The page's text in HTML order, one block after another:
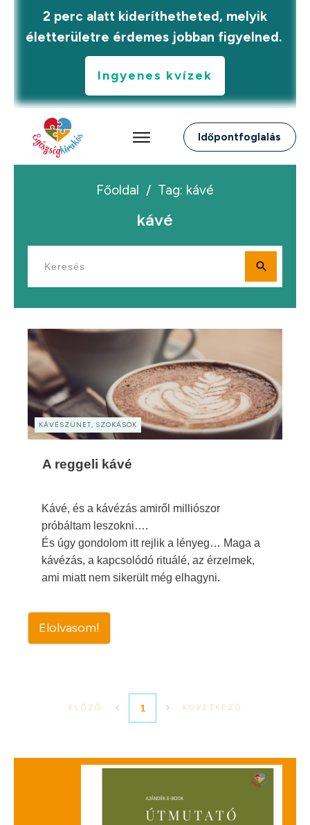
2 perc alatt kideríthetheted, melyik
életterületre érdemes jobban figyelned.
Ingyenes kvízek
Időpontfoglalás
Főoldal / Tag: kávé
kávé
KÁVÉSZÜNET, SZOKÁSOK
A reggeli kávé
Kávé, és a kávézás amiről milliószor
próbáltam leszokni….
És úgy gondolom itt rejlik a lényeg… Maga a
kávézás, a kapcsolódó rituálé, az érzelmek,
ami miatt nem sikerült még elhagyni.
Elolvasom!
ELŐZŐ 1 KÖVETKEZŐ